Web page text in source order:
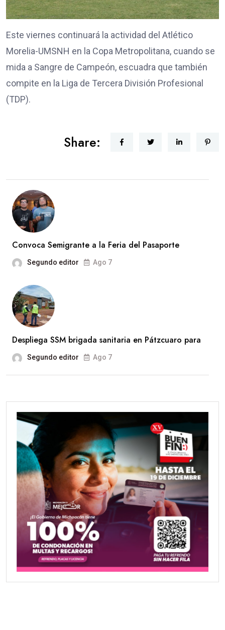
Este viernes continuará la actividad del Atlético
Morelia-UMSNH en la Copa Metropolitana, cuando se
mida a Sangre de Campeón, escuadra que también
compite en la Liga de Tercera División Profesional
(TDP).
Share:
Convoca Semigrante a la Feria del Pasaporte
Segundo editor Ago 7
Despliega SSM brigada sanitaria en Pátzcuaro para
Segundo editor Ago 7